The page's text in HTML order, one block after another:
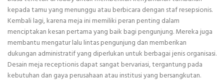
kepada tamu yang menunggu atau berbicara dengan staf resepsionis.
Kembali lagi, karena meja ini memiliki peran penting dalam
menciptakan kesan pertama yang baik bagi pengunjung. Mereka juga
membantu mengatur lalu lintas pengunjung dan memberikan
dukungan administratif yang diperlukan untuk berbagai jenis organisasi.
Desain meja receptionis dapat sangat bervariasi, tergantung pada
kebutuhan dan gaya perusahaan atau institusi yang bersangkutan.